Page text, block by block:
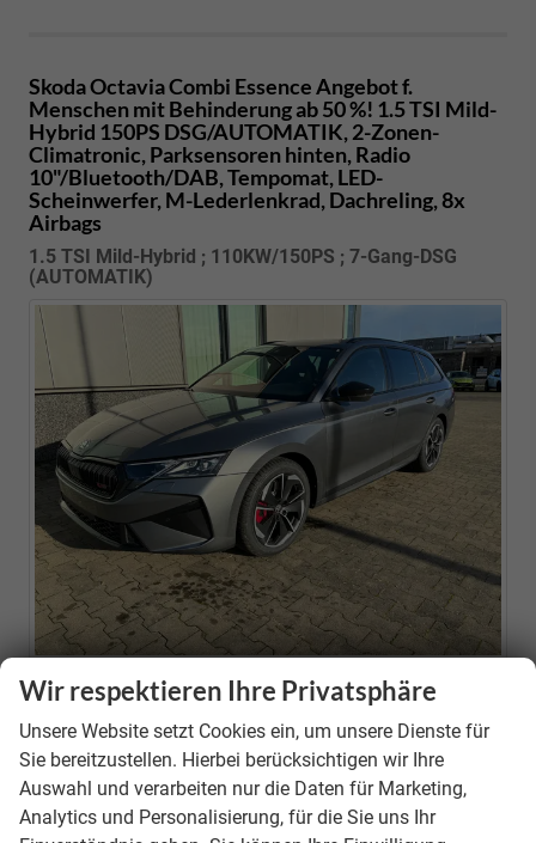
Skoda Octavia Combi Essence Angebot f.
Menschen mit Behinderung ab 50 %! 1.5 TSI Mild-
Hybrid 150PS DSG/AUTOMATIK, 2-Zonen-
Climatronic, Parksensoren hinten, Radio
10"/Bluetooth/DAB, Tempomat, LED-
Scheinwerfer, M-Lederlenkrad, Dachreling, 8x
Airbags
1.5 TSI Mild-Hybrid ; 110KW/150PS ; 7-Gang-DSG
(AUTOMATIK)
Neuwagen
Fahrzeugnr.
39646
Motor
1.5 TSI Mild-Hybrid ; 110KW/150PS ; 7-Gang-DSG
(AUTOMATIK)
Getriebe
Doppelkupplungsgetriebe (DSG)
Wir respektieren Ihre Privatsphäre
Unsere Website setzt Cookies ein, um unsere Dienste für
Sie bereitzustellen. Hierbei berücksichtigen wir Ihre
Auswahl und verarbeiten nur die Daten für Marketing,
Analytics und Personalisierung, für die Sie uns Ihr